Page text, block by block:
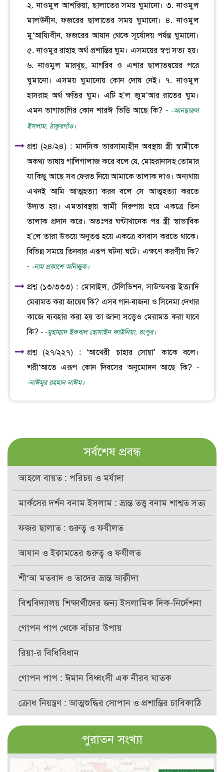
২. নাওমুল আশক্বিয়া, ছালাতের সময় ঘুমানো। ৩. নাওমুল
মালঊনীন, ফজরের ছালাতের সময় ঘুমানো। ৪. নাওমুল
মু‘আয্যিবীন, ফজরের আযান থেকে সূর্যোদয় পর্যন্ত ঘুমানো।
৫. নাওমুর রাহাহ অর্থ প্রশান্তির ঘুম। এসময়ের স্বপ্ন সত্য হয়।
৬. নাওমুল মারখূছ, মাগরিব ও এশার ছালাতদ্বয়ের পরে
ঘুমানো। এসময় ঘুমানোয় কোন দোষ নেই। ৭. নাওমুল
হাসরাহ অর্থ ক্ষতির ঘুম। এটি হ’ল জুম‘আর রাতের ঘুম।
এমন ভাগাভাগির কোন শারঈ ভিত্তি আছে কি? - -আনছারুল
ইসলাম, ঠাকুরগাঁও।
প্রশ্ন (২৪/২৪) : মানসিক ভারসাম্যহীন অবস্থায় স্ত্রী স্বামীকে
অকথ্য ভাষায় গালিগালাজ করে বলে যে, মোহরানাসহ তোমার
যা কিছু আছে সব ফেরত নিয়ে আমাকে তালাক দাও। অন্যথায়
এখনই আমি আত্মহত্যা করব বলে সে আত্মহত্যা করতে
উদ্যত হয়। এমতাবস্থায় স্বামী নিরুপায় হয়ে একত্রে তিন
তালাক প্রদান করে। অতঃপর ঘন্টাখানেক পর স্ত্রী স্বাভাবিক
হ’লে তারা উভয়ে অনুতপ্ত হয়ে একত্রে বসবাস করতে থাকে।
বিভিন্ন সময়ে তিনবার এরূপ ঘটনা ঘটে। এক্ষণে করণীয় কি?
- -নাম প্রকাশে অনিচ্ছুক।
প্রশ্ন (১৩/৩৩৩) : মোবাইল, টেলিভিশন, সাউন্ডবক্স ইত্যাদি
মেরামত করা জায়েয কি? এসব গান-বাজনা ও সিনেমা দেখার
কাজে ব্যবহার করা হয় তা জানা সত্ত্বেও মেরামত করা যাবে
কি? - -মুহাম্মাদ ইকবাল হোসাইন কাউনিয়া, রংপুর।
প্রশ্ন (২৭/২২৭) : ‘আখেরী চাহার সোম্বা’ কাকে বলে।
শরী‘আতে এরূপ কোন দিবসের অনুমোদন আছে কি? -
-নাঈমুর রহমান নাঈম।
সর্বশেষ প্রবন্ধ
আহলে বায়ত : পরিচয় ও মর্যাদা
মার্কসের দর্শন বনাম ইসলাম : ভ্রান্ত তত্ত্ব বনাম শাশ্বত সত্য
ফজর ছালাত : গুরুত্ব ও ফযীলত
আযান ও ইক্বামতের গুরুত্ব ও ফযীলত
শী‘আ মতবাদ ও তাদের ভ্রান্ত আক্বীদা
বিশ্ববিদ্যালয় শিক্ষার্থীদের জন্য ইসলামিক দিক-নির্দেশনা
গোপন পাপ থেকে বাঁচার উপায়
রিয়া-র বিধিবিধান
গোপন পাপ : ঈমান বিধ্বংসী এক নীরব ঘাতক
ক্রোধ নিয়ন্ত্রণ : আত্মশুদ্ধির সোপান ও প্রশান্তির চাবিকাঠি
পুরাতন সংখ্যা